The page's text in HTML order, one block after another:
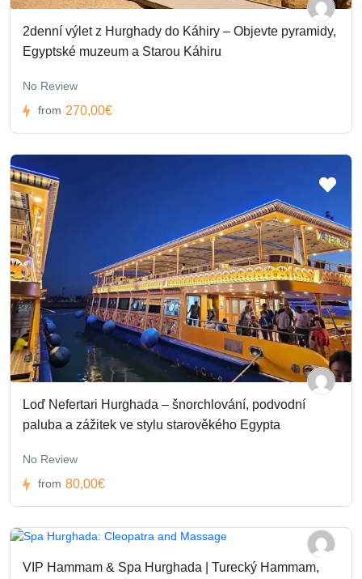
2denní výlet z Hurghady do Káhiry – Objevte pyramidy,
Egyptské muzeum a Starou Káhiru
No Review
from 270,00€
Loď Nefertari Hurghada – šnorchlování, podvodní
paluba a zážitek ve stylu starověkého Egypta
No Review
from 80,00€
VIP Hammam & Spa Hurghada | Turecký Hammam,